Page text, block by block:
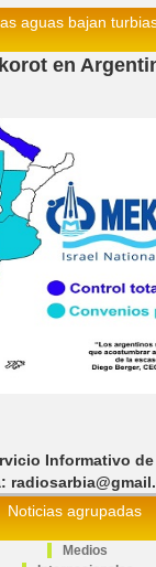
aguas bajan
en
Informativo de
Noticias agrupadas
Medios